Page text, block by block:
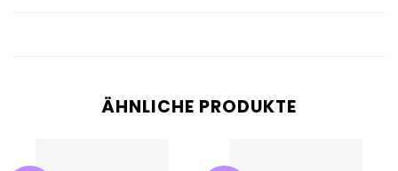
ÄHNLICHE PRODUKTE